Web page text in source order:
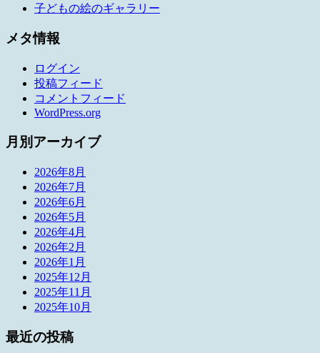
子どもの絵のギャラリー
メタ情報
ログイン
投稿フィード
コメントフィード
WordPress.org
月別アーカイブ
2026年8月
2026年7月
2026年6月
2026年5月
2026年4月
2026年2月
2026年1月
2025年12月
2025年11月
2025年10月
最近の投稿